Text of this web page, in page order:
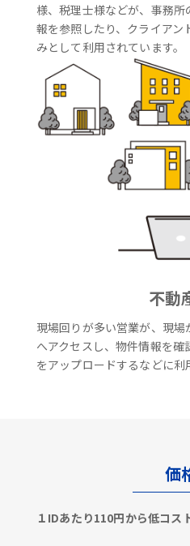
様、税理士様などが、事務
報を参照したり、クライアン
みとして利用されています。
不動
現場回りが多い営業が、現
へアクセスし、物件情報を
をアップロードするなどに利
価
１IDあたり110円から低コス